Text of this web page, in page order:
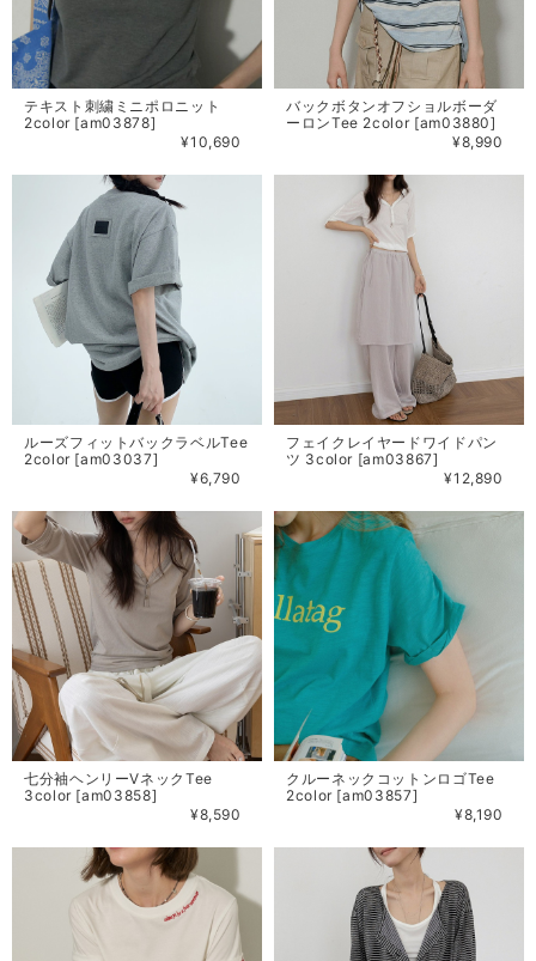
テキスト刺繍ミニポロニット
2color [am03878]
¥10,690
バックボタンオフショルボーダ
ーロンTee 2color [am03880]
¥8,990
ルーズフィットバックラベルTee
2color [am03037]
¥6,790
フェイクレイヤードワイドパン
ツ 3color [am03867]
¥12,890
七分袖ヘンリーVネックTee
3color [am03858]
¥8,590
クルーネックコットンロゴTee
2color [am03857]
¥8,190